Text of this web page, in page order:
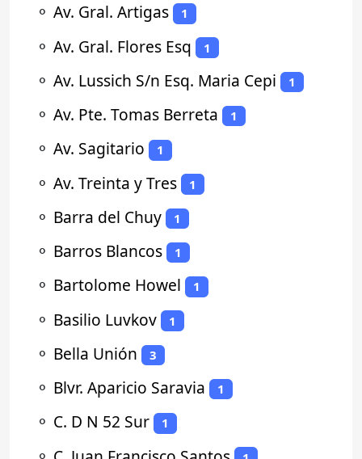
⚬ Av. Gral. Artigas 1
⚬ Av. Gral. Flores Esq 1
⚬ Av. Lussich S/n Esq. Maria Cepi 1
⚬ Av. Pte. Tomas Berreta 1
⚬ Av. Sagitario 1
⚬ Av. Treinta y Tres 1
⚬ Barra del Chuy 1
⚬ Barros Blancos 1
⚬ Bartolome Howel 1
⚬ Basilio Luvkov 1
⚬ Bella Unión 3
⚬ Blvr. Aparicio Saravia 1
⚬ C. D N 52 Sur 1